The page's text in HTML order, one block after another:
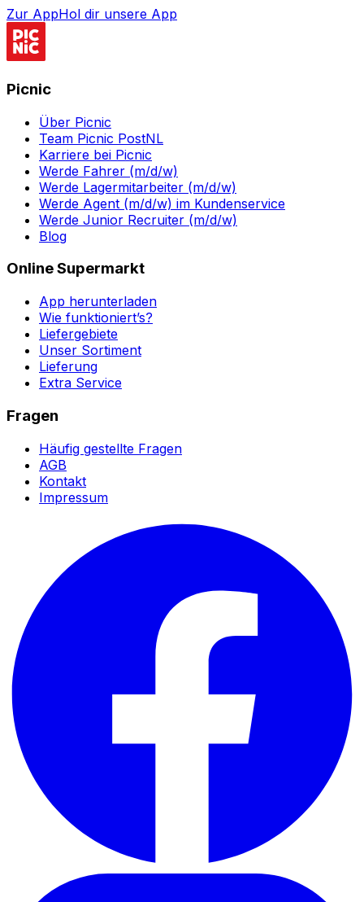
Zur AppHol dir unsere App
Picnic
Über Picnic
Team Picnic PostNL
Karriere bei Picnic
Werde Fahrer (m/d/w)
Werde Lagermitarbeiter (m/d/w)
Werde Agent (m/d/w) im Kundenservice
Werde Junior Recruiter (m/d/w)
Blog
Online Supermarkt
App herunterladen
Wie funktioniert’s?
Liefergebiete
Unser Sortiment
Lieferung
Extra Service
Fragen
Häufig gestellte Fragen
AGB
Kontakt
Impressum